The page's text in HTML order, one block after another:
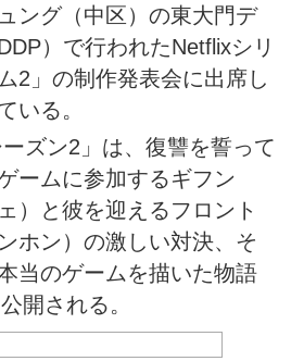
ング（中区）の東大門デ
）で行われたNetflixシリ
2」の制作発表会に出席し
いる。
ーズン2」は、復讐を誓って
ームに参加するギフン
）と彼を迎えるフロント
ホン）の激しい対決、そ
当のゲームを描いた物語
開される。